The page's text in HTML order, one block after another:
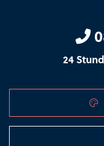
24